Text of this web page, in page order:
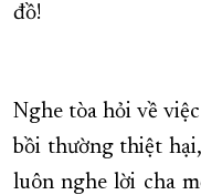
đồ!
Nghe tòa hỏi về
bồi thường thiệt
luôn nghe lời cha